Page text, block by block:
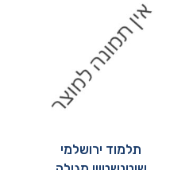
תלמוד ירושלמי